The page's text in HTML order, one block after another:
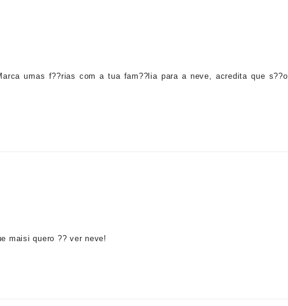
umas f??rias com a tua fam??lia para a neve, acredita que s??o
maisi quero ?? ver neve!